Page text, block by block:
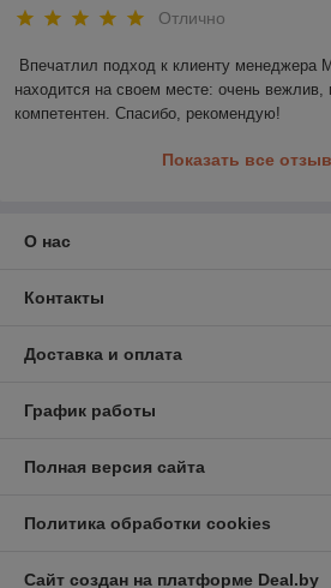
Отлично
Впечатлил подход к клиенту менеджера
находится на своем месте: очень вежлив,
компетентен. Спасибо, рекомендую!
Показать все
О нас
Контакты
Доставка и оплата
График работы
Полная версия сайта
Политика обработки cookies
Сайт создан на платформе Deal.by